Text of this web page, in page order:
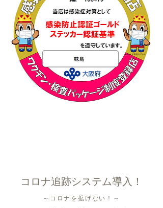
コロナ追跡システム導入！
～コロナを拡げない！～